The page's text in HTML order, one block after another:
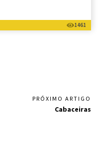
1461
PRÓXIMO ARTIGO
Cabaceiras